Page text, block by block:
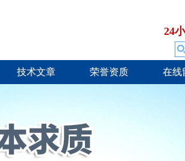
24
技术文章 荣誉资质 在线